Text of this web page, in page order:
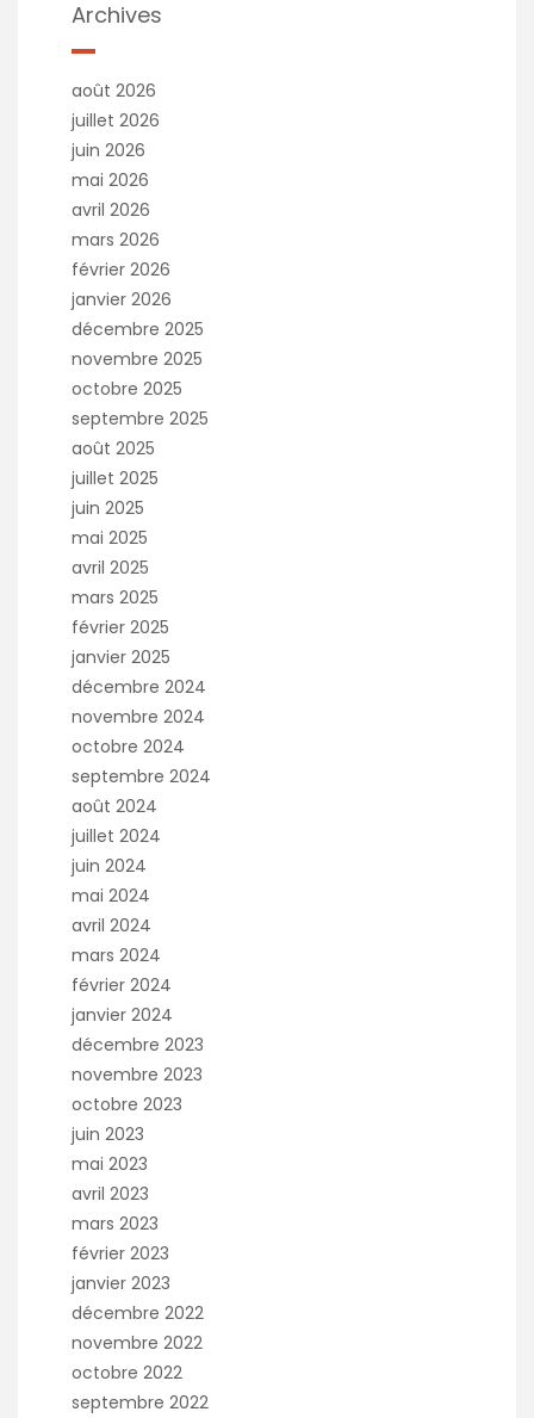
i
v
:
Archives
août 2026
juillet 2026
juin 2026
mai 2026
avril 2026
mars 2026
février 2026
janvier 2026
décembre 2025
novembre 2025
octobre 2025
septembre 2025
août 2025
juillet 2025
juin 2025
mai 2025
avril 2025
mars 2025
février 2025
janvier 2025
décembre 2024
novembre 2024
octobre 2024
septembre 2024
août 2024
juillet 2024
juin 2024
mai 2024
avril 2024
mars 2024
février 2024
janvier 2024
décembre 2023
novembre 2023
octobre 2023
juin 2023
mai 2023
avril 2023
mars 2023
février 2023
janvier 2023
décembre 2022
novembre 2022
octobre 2022
septembre 2022